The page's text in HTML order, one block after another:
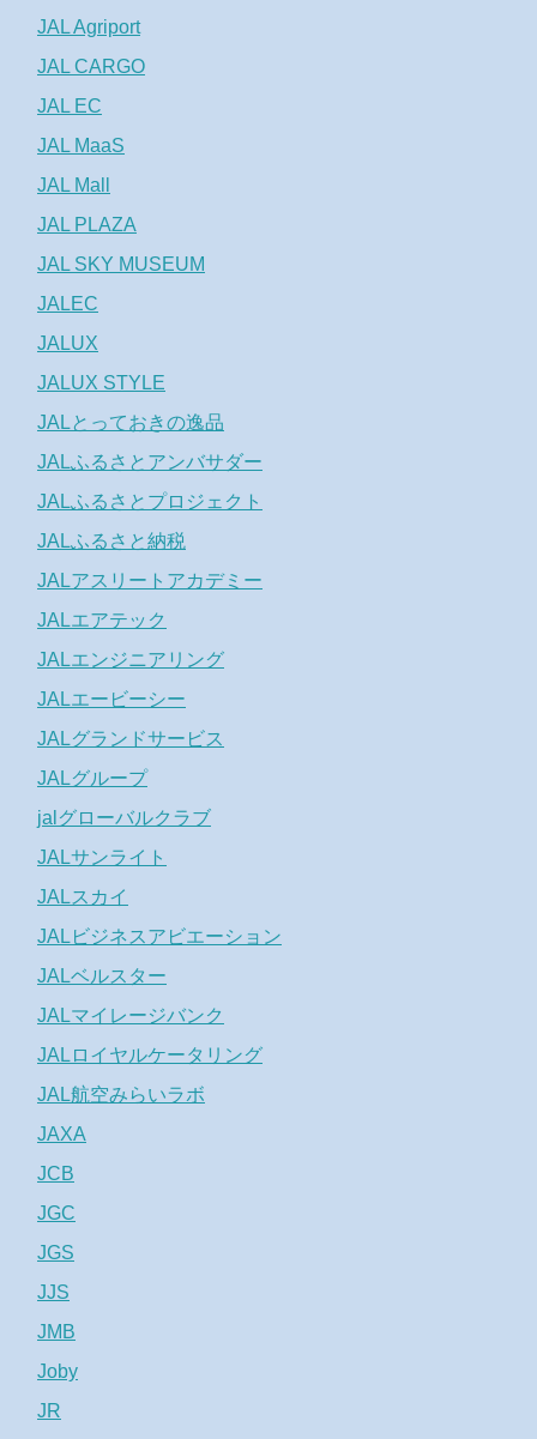
JAL Agriport
JAL CARGO
JAL EC
JAL MaaS
JAL Mall
JAL PLAZA
JAL SKY MUSEUM
JALEC
JALUX
JALUX STYLE
JALとっておきの逸品
JALふるさとアンバサダー
JALふるさとプロジェクト
JALふるさと納税
JALアスリートアカデミー
JALエアテック
JALエンジニアリング
JALエービーシー
JALグランドサービス
JALグループ
jalグローバルクラブ
JALサンライト
JALスカイ
JALビジネスアビエーション
JALベルスター
JALマイレージバンク
JALロイヤルケータリング
JAL航空みらいラボ
JAXA
JCB
JGC
JGS
JJS
JMB
Joby
JR